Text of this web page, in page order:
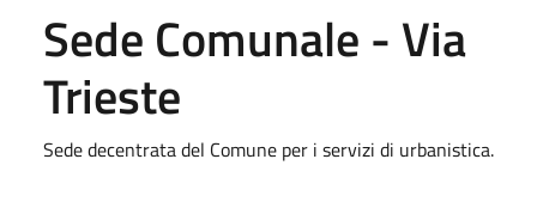
Sede Comunale - Via
Trieste
Sede decentrata del Comune per i servizi di urbanistica.